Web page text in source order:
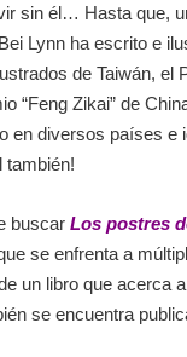
sin él… Hasta que,
Lynn ha escrito e
de Taiwán,
“Feng Zikai” de
diversos países
también!
buscar Los postres
se enfrenta a
un libro que
se encuentra